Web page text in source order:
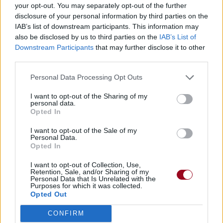
your opt-out. You may separately opt-out of the further
disclosure of your personal information by third parties on the
IAB’s list of downstream participants. This information may
also be disclosed by us to third parties on the IAB’s List of
Downstream Participants that may further disclose it to other
Personal Data Processing Opt Outs
I want to opt-out of the Sharing of my
personal data.
Opted In
I want to opt-out of the Sale of my
Personal Data.
Opted In
I want to opt-out of Collection, Use,
Retention, Sale, and/or Sharing of my
Personal Data that Is Unrelated with the
Purposes for which it was collected.
Opted Out
CONFIRM